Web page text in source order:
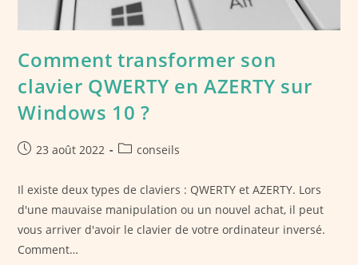
Comment transformer son
clavier QWERTY en AZERTY sur
Windows 10 ?
Publication
23 août 2022
Postconseils
Il existe deux types de claviers : QWERTY et AZERTY. Lors
d'une mauvaise manipulation ou un nouvel achat, il peut
vous arriver d'avoir le clavier de votre ordinateur inversé.
Comment…